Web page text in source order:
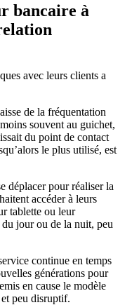
bancaire à
avec leurs clients a
de la fréquentation
souvent au guichet,
du point de contact
le plus utilisé, est
déplacer pour réaliser la
accéder à leurs
tablette ou leur
jour ou de la nuit, peu
continue en temps
générations pour
en cause le modèle
peu disruptif.